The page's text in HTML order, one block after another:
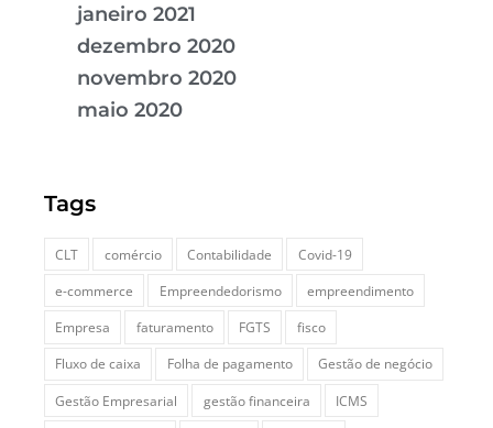
janeiro 2021
dezembro 2020
novembro 2020
maio 2020
Tags
CLT comércio Contabilidade
Covid-19
e-commerce
Empreendedorismo
empreendimento
Empresa
faturamento FGTS
fisco
Fluxo de caixa
Folha de pagamento
Gestão de negócio
Gestão Empresarial
gestão financeira
ICMS